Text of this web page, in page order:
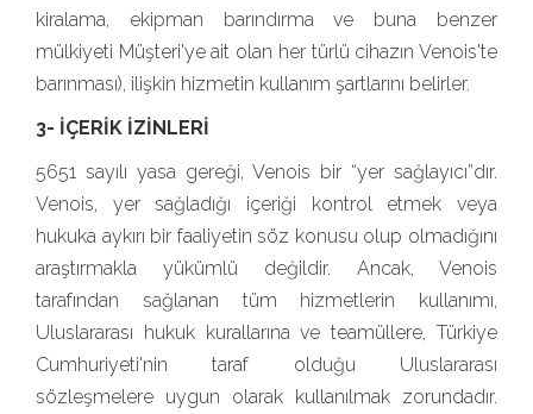
kiralama, ekipman barındırma ve buna benzer
mülkiyeti Müşteri'ye ait olan her türlü cihazın Venois'te
barınması), ilişkin hizmetin kullanım şartlarını belirler.
3- İÇERİK İZİNLERİ
5651 sayılı yasa gereği, Venois bir “yer sağlayıcı”dır.
Venois, yer sağladığı içeriği kontrol etmek veya
hukuka aykırı bir faaliyetin söz konusu olup olmadığını
araştırmakla yükümlü değildir. Ancak, Venois
tarafından sağlanan tüm hizmetlerin kullanımı,
Uluslararası hukuk kurallarına ve teamüllere, Türkiye
Cumhuriyeti'nin taraf olduğu Uluslararası
sözleşmelere uygun olarak kullanılmak zorundadır.